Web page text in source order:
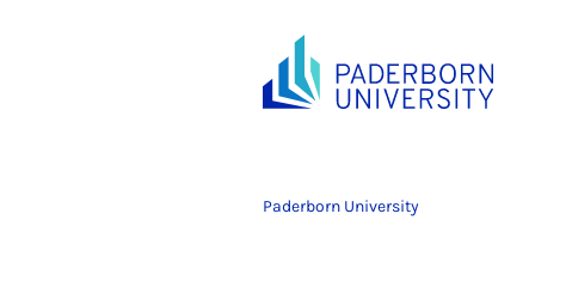
Paderborn University